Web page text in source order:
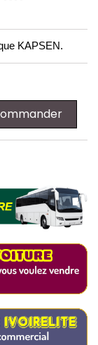
KAPSEN.